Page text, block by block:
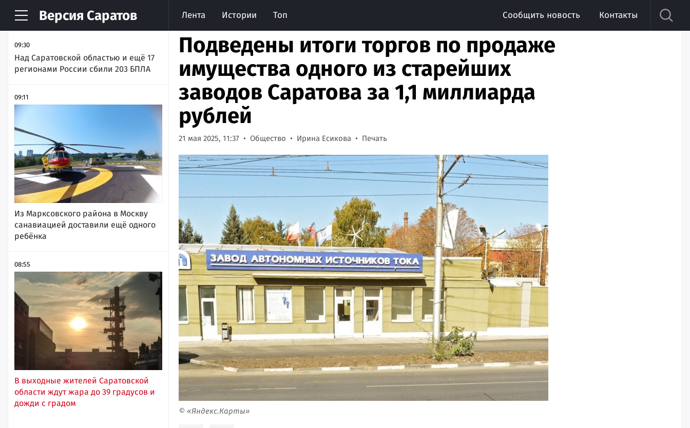
Версия Саратов Лента Истории Топ Сообщить новость Контакты
НОВОСТИ АРХИВ
09:30
Над Саратовской областью и ещё 17
регионами России сбили 203 БПЛА
09:11
Из Марксовского района в Москву
санавиацией доставили ещё одного
ребёнка
08:55
В выходные жителей Саратовской
области ждут жара до 39 градусов и
дожди с градом
Подведены итоги торгов по продаже
имущества одного из старейших
заводов Саратова за 1,1 миллиарда
рублей
21 мая 2025, 11:37 Общество Ирина Есикова Печать
© «Яндекс.Карты»